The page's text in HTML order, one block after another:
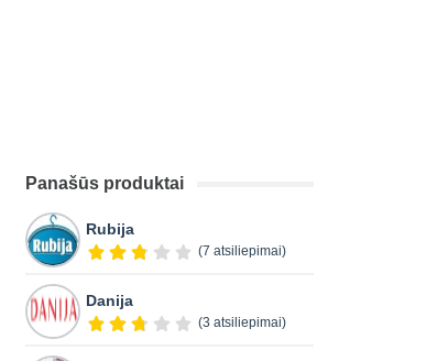
Panašūs produktai
Rubija
(7 atsiliepimai)
Danija
(3 atsiliepimai)